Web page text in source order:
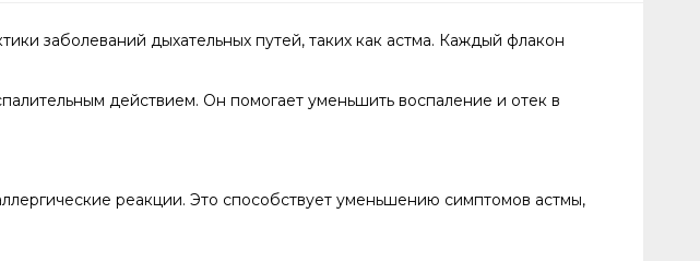
заболеваний дыхательных путей, таких как астма. Каждый флакон
действием. Он помогает уменьшить воспаление и отек в
реакции. Это способствует уменьшению симптомов астмы,